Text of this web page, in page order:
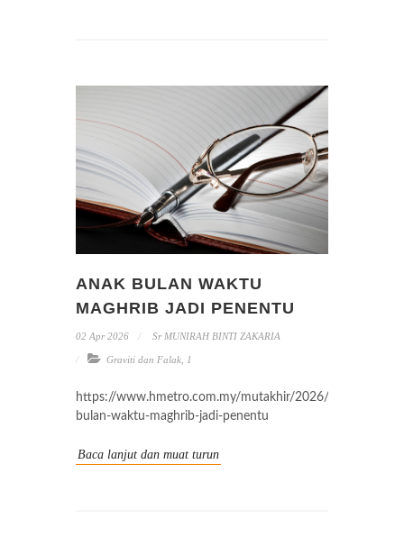
ANAK BULAN WAKTU
MAGHRIB JADI PENENTU
02 Apr 2026 Sr MUNIRAH BINTI ZAKARIA
Graviti dan Falak 1
https://www.hmetro.com.my/mutakhir/2026/03/
bulan-waktu-maghrib-jadi-penentu
Baca lanjut dan muat turun